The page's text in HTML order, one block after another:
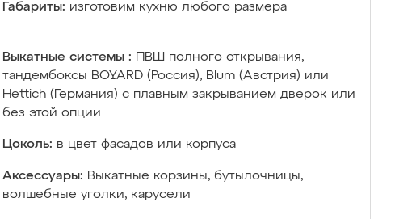
Габариты: изготовим кухню любого размера
Выкатные системы :
ПВШ полного открывания,
тандембоксы BOYARD (Россия), Blum (Австрия) или
Hettich (Германия) с плавным закрыванием дверок или
без этой опции
Цоколь: в цвет фасадов или корпуса
Аксессуары: Выкатные корзины, бутылочницы,
волшебные уголки, карусели